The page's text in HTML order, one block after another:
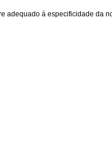
adequado á especificidade da